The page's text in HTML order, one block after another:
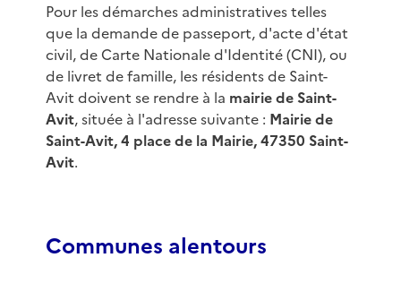
Pour les démarches administratives telles
que la demande de passeport, d'acte d'état
civil, de Carte Nationale d'Identité (CNI), ou
de livret de famille, les résidents de Saint-
Avit doivent se rendre à la mairie de Saint-
Avit, située à l'adresse suivante : Mairie de
Saint-Avit, 4 place de la Mairie, 47350 Saint-
Avit.
Communes alentours